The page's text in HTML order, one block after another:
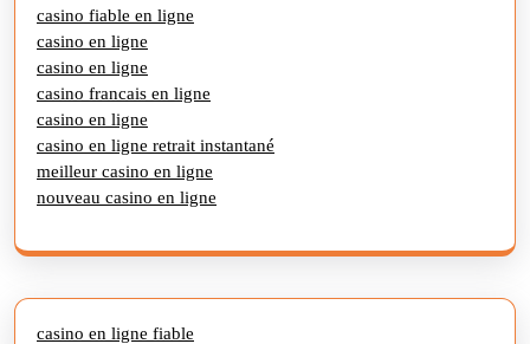
casino fiable en ligne
casino en ligne
casino en ligne
casino francais en ligne
casino en ligne
casino en ligne retrait instantané
meilleur casino en ligne
nouveau casino en ligne
casino en ligne fiable